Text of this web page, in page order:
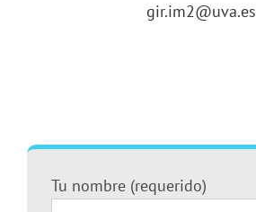
gir.im2@uva.es
Tu nombre (requerido)